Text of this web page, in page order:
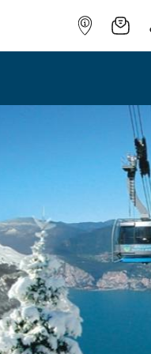
INFOPOINT